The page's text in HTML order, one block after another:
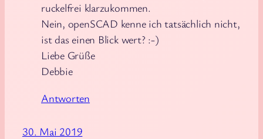
ruckelfrei klarzukommen.
Nein, openSCAD kenne ich tatsächlich nicht,
ist das einen Blick wert? :-)
Liebe Grüße
Debbie
Antworten
30. Mai 2019